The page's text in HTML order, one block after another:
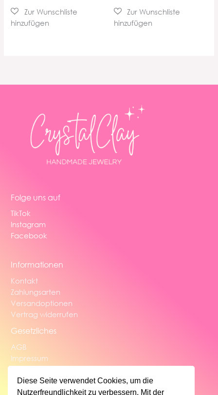
Folge uns auf
TikTok
Instagram
Facebook
Informationen
Kontakt
Zahlungsarten
Versandoptionen
Vertrag widerrufen
Gesetzliches
AGB
Impressum
Widerrufsbelehrung
Datenschutzerklärung
Diese Seite verwendet Cookies, um die
Nutzerfreundlichkeit zu verbessern. Mit der